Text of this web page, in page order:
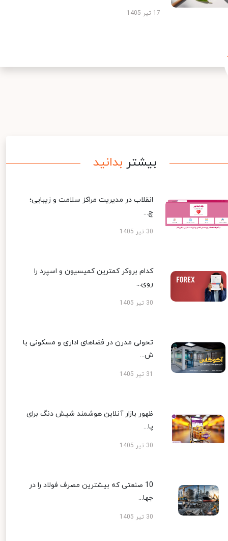
17 تیر 1405
بیشتر بدانید
انقلاب در مدیریت مراکز سلامت و زیبایی؛
چ...
30 تیر 1405
کدام بروکر کمترین کمیسیون و اسپرد را
روی...
30 تیر 1405
تحولی مدرن در فضاهای اداری و مسکونی با
ش...
ظهور بازار آنلاین هوشمند شیش دنگ برای
پا...
30 تیر 1405
10 صنعتی که بیشترین مصرف فولاد را در
جها...
30 تیر 1405